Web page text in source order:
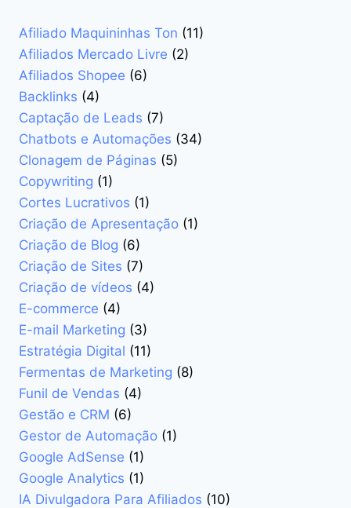
Afiliado Maquininhas Ton (11)
Afiliados Mercado Livre (2)
Afiliados Shopee (6)
Backlinks (4)
Captação de Leads (7)
Chatbots e Automações (34)
Clonagem de Páginas (5)
Copywriting (1)
Cortes Lucrativos (1)
Criação de Apresentação (1)
Criação de Blog (6)
Criação de Sites (7)
Criação de vídeos (4)
E-commerce (4)
E-mail Marketing (3)
Estratégia Digital (11)
Fermentas de Marketing (8)
Funil de Vendas (4)
Gestão e CRM (6)
Gestor de Automação (1)
Google AdSense (1)
Google Analytics (1)
IA Divulgadora Para Afiliados (10)